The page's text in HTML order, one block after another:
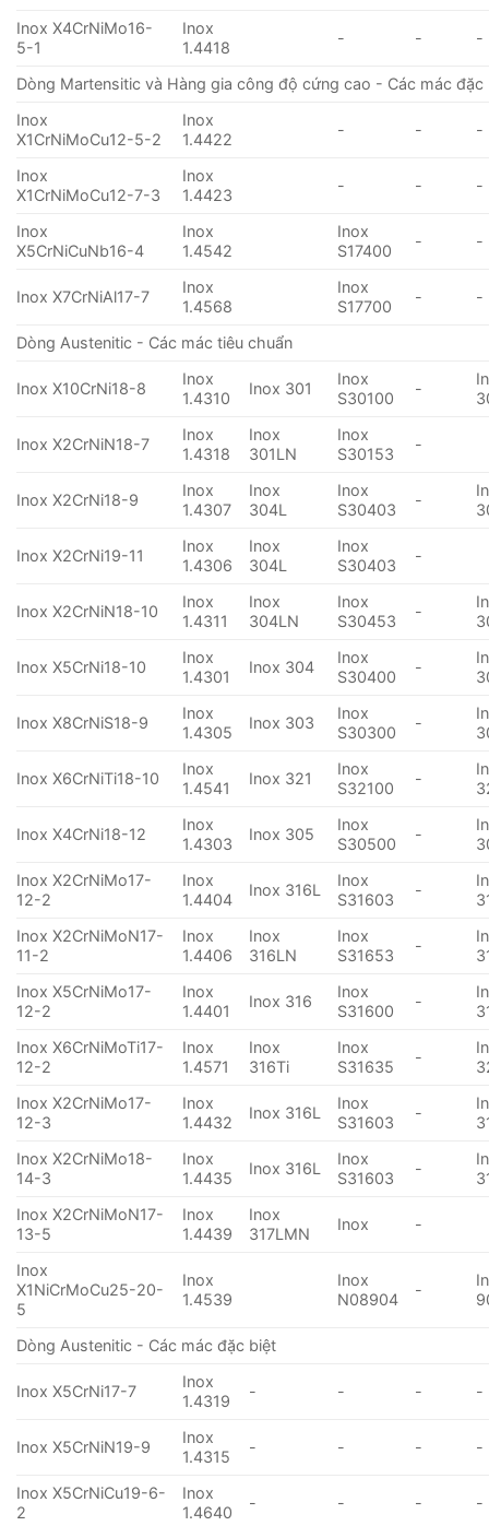
Inox X4CrNiMo16-
5-1
Inox
1.4418
- - -
Dòng Martensitic và Hàng gia công độ cứng cao - Các mác đặc
Inox
X1CrNiMoCu12-5-2
Inox
1.4422
- - -
Inox
X1CrNiMoCu12-7-3
Inox
1.4423
- - -
Inox
X5CrNiCuNb16-4
Inox
1.4542
Inox
S17400
- -
Inox X7CrNiAl17-7
Inox
1.4568
Inox
S17700
- -
Dòng Austenitic - Các mác tiêu chuẩn
Inox X10CrNi18-8
Inox
1.4310
Inox 301
Inox
S30100
-
Inox X2CrNiN18-7
Inox
1.4318
Inox
301LN
Inox
S30153
-
Inox X2CrNi18-9
Inox
1.4307
Inox
304L
Inox
S30403
-
Inox X2CrNi19-11
Inox
1.4306
Inox
304L
Inox
S30403
-
Inox X2CrNiN18-10
Inox
1.4311
Inox
304LN
Inox
S30453
-
Inox X5CrNi18-10
Inox
1.4301
Inox 304
Inox
S30400
-
Inox X8CrNiS18-9
Inox
1.4305
Inox 303
Inox
S30300
-
Inox X6CrNiTi18-10
Inox
1.4541
Inox 321
Inox
S32100
-
Inox X4CrNi18-12
Inox
1.4303
Inox 305
Inox
S30500
-
Inox X2CrNiMo17-
12-2
Inox
1.4404
Inox 316L
Inox
S31603
-
Inox X2CrNiMoN17-
11-2
Inox
1.4406
Inox
316LN
Inox
S31653
-
Inox X5CrNiMo17-
12-2
Inox
1.4401
Inox 316
Inox
S31600
-
Inox X6CrNiMoTi17-
12-2
Inox
1.4571
Inox
316Ti
Inox
S31635
-
Inox X2CrNiMo17-
12-3
Inox
1.4432
Inox 316L
Inox
S31603
-
Inox X2CrNiMo18-
14-3
Inox
1.4435
Inox 316L
Inox
S31603
-
Inox X2CrNiMoN17-
13-5
Inox
1.4439
Inox
317LMN
Inox -
Inox
X1NiCrMoCu25-20-
5
Inox
1.4539
Inox
N08904
-
Dòng Austenitic - Các mác đặc biệt
Inox X5CrNi17-7
Inox
1.4319
- - - -
Inox X5CrNiN19-9
Inox
1.4315
- - - -
Inox X5CrNiCu19-6-
2
Inox
1.4640
- - - -